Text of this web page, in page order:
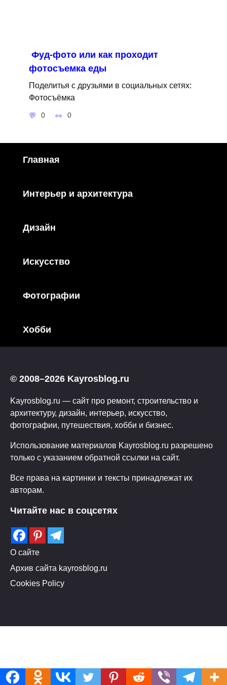
Фуд-фото или как проходит
фотосъемка еды
Поделитья с друзьями в социальных сетях:
Фотосъёмка
0 0
Главная
Интерьер и архитектура
Дизайн
Искусство
Фотографии
Хобби
© 2008–2026 Kayrosblog.ru
Kayrosblog.ru — сайт про ремонт, строительство и
архитектуру, дизайн, интерьер, искусство,
фотографии, путешествия, хобби и бизнес.
Использование материалов Kayrosblog.ru разрешено
только с указанием обратной ссылки на сайт.
Все права на картинки и тексты принадлежат их
авторам.
Читайте нас в соцсетях
О сайте
Архив сайта kayrosblog.ru
Cookies Policy